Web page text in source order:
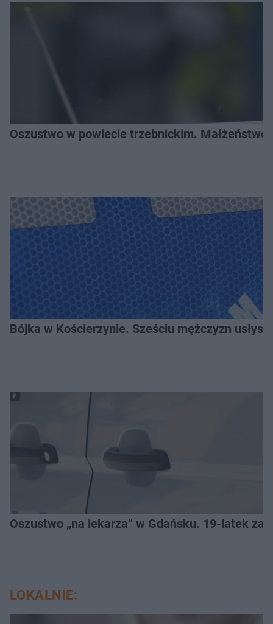
Oszustwo w powiecie trzebnickim. Małżeństwo
Bójka w Kościerzynie. Sześciu mężczyzn
Oszustwo „na lekarza” w Gdańsku. 19-latek
LOKALNIE: